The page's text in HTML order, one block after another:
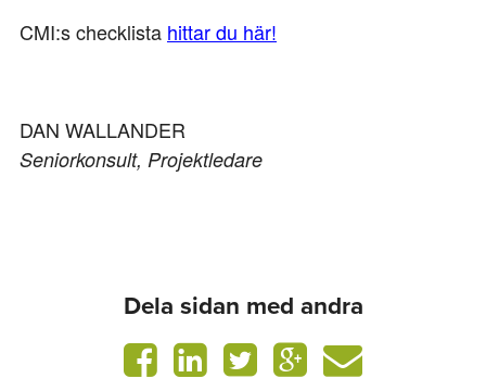
CMI:s checklista hittar du här!
DAN WALLANDER
Seniorkonsult, Projektledare
Dela sidan med andra